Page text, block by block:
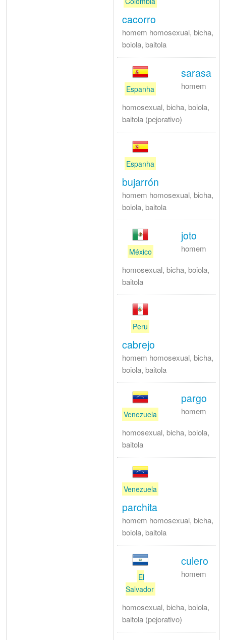
cacorro
homem homosexual, bicha,
boiola, baitola
Espanha
sarasa
homem
homosexual, bicha, boiola,
baitola (pejorativo)
Espanha
bujarrón
homem homosexual, bicha,
boiola, baitola
México
joto
homem
homosexual, bicha, boiola,
baitola
Peru
cabrejo
homem homosexual, bicha,
boiola, baitola
Venezuela
pargo
homem
homosexual, bicha, boiola,
baitola
Venezuela
parchita
homem homosexual, bicha,
boiola, baitola
El
Salvador
culero
homem
homosexual, bicha, boiola,
baitola (pejorativo)